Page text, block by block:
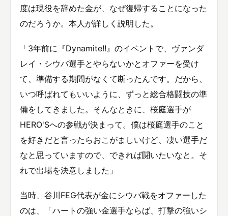
度は現役を辞めた金が、なぜ復帰することになった
のだろうか。本人が詳しく説明した。
「3年前に『Dynamite!!』のイベントで、ヴァンダ
レイ・シウバ選手とやらないかとオファーを受け
て、準備する期間がなくて断ったんです。だから、
いつ呼ばれてもいいように、ずっと総合格闘技の準
備をしてきました。そんなときに、桜庭選手が
HERO'Sへの参戦が決まって。僕は桜庭選手のこと
を好きだと言ったらおこがましいけど、凄い選手だ
なと思っていますので、できれば闘いたいなと。そ
れで出場を決意しました」
当時、谷川FEG代表が金にシウバ戦をオファーした
のは、「ハートの強い金選手ならば、打撃の強いシ